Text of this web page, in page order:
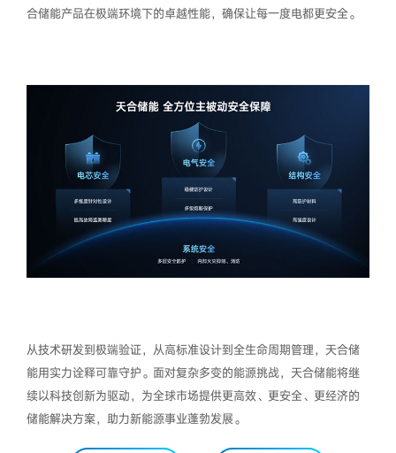
合储能产品在极端环境下的卓越性能，确保让每一度电都更安全。
从技术研发到极端验证，从高标准设计到全生命周期管理，天合储
能用实力诠释可靠守护。面对复杂多变的能源挑战，天合储能将继
续以科技创新为驱动，为全球市场提供更高效、更安全、更经济的
储能解决方案，助力新能源事业蓬勃发展。